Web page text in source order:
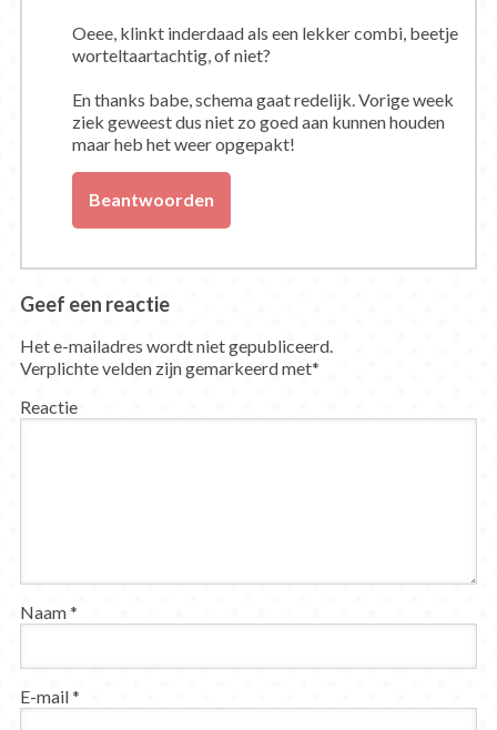
Oeee, klinkt inderdaad als een lekker combi, beetje
worteltaartachtig, of niet?
En thanks babe, schema gaat redelijk. Vorige week
ziek geweest dus niet zo goed aan kunnen houden
maar heb het weer opgepakt!
Beantwoorden
Geef een reactie
Het e-mailadres wordt niet gepubliceerd.
Verplichte velden zijn gemarkeerd met*
Reactie
Naam*
E-mail*